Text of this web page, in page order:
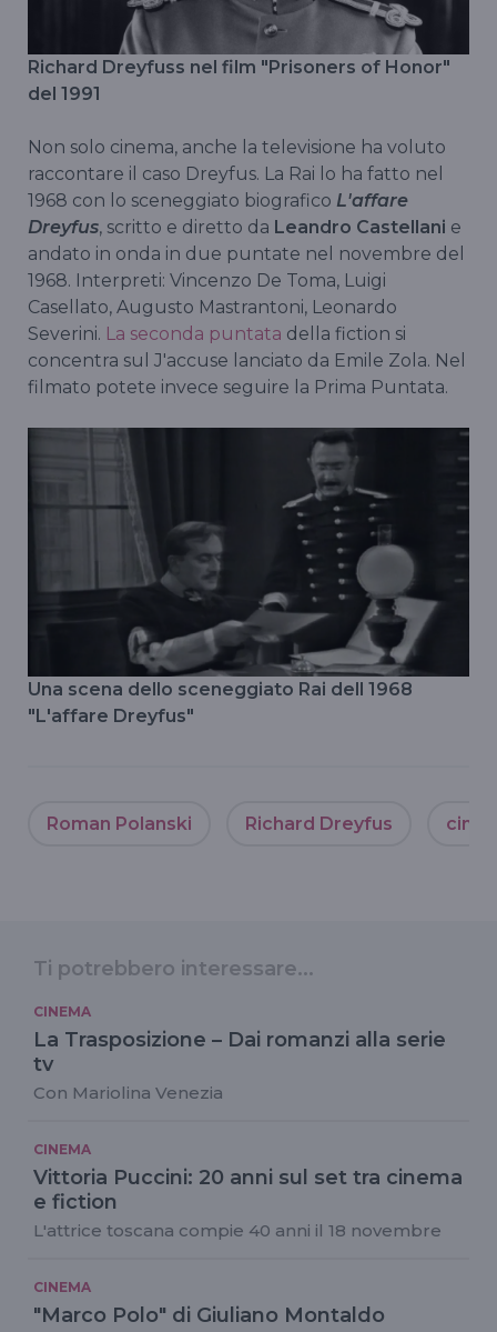
Richard Dreyfuss nel film "Prisoners of Honor"
del 1991
Non solo cinema, anche la televisione ha voluto
raccontare il caso Dreyfus. La Rai lo ha fatto nel
1968 con lo sceneggiato biografico L'affare
Dreyfus, scritto e diretto da Leandro Castellani e
andato in onda in due puntate nel novembre del
1968. Interpreti: Vincenzo De Toma, Luigi
Casellato, Augusto Mastrantoni, Leonardo
Severini. La seconda puntata della fiction si
concentra sul J'accuse lanciato da Emile Zola. Nel
filmato potete invece seguire la Prima Puntata.
Una scena dello sceneggiato Rai dell 1968
"L'affare Dreyfus"
Roman Polanski Richard Dreyfus
Ti potrebbero interessare...
CINEMA
La Trasposizione – Dai romanzi alla serie
tv
Con Mariolina Venezia
CINEMA
Vittoria Puccini: 20 anni sul set tra cinema
e fiction
L'attrice toscana compie 40 anni il 18 novembre
CINEMA
"Marco Polo" di Giuliano Montaldo